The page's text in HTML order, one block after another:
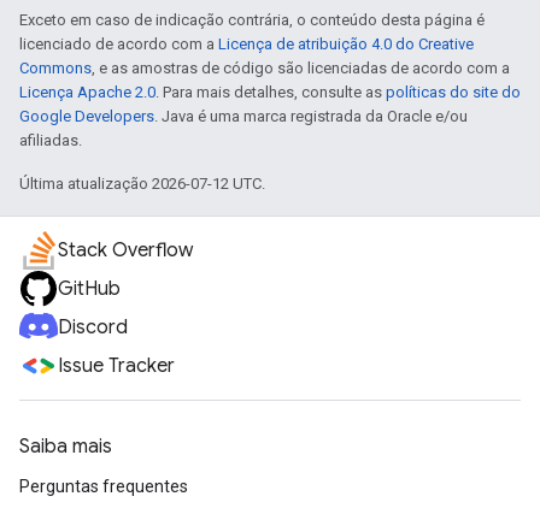
Exceto em caso de indicação contrária, o conteúdo desta página é
licenciado de acordo com a Licença de atribuição 4.0 do Creative
Commons, e as amostras de código são licenciadas de acordo com a
Licença Apache 2.0. Para mais detalhes, consulte as políticas do site do
Google Developers. Java é uma marca registrada da Oracle e/ou
afiliadas.
Última atualização 2026-07-12 UTC.
Stack Overflow
GitHub
Discord
Issue Tracker
Saiba mais
Perguntas frequentes